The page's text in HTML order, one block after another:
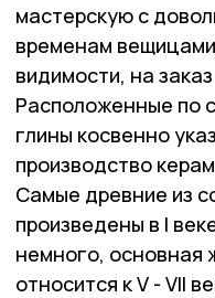
мастерскую с
временам
видимости, на
Расположенные по
глины косвенно
производство
Самые древние из
произведены в I
немного, основная
относится к V - VII